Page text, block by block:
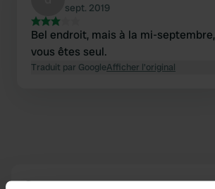
sept. 2019
Bel endroit, mais à la mi-septembre,
vous êtes seul.
Traduit par GoogleAfficher l'original